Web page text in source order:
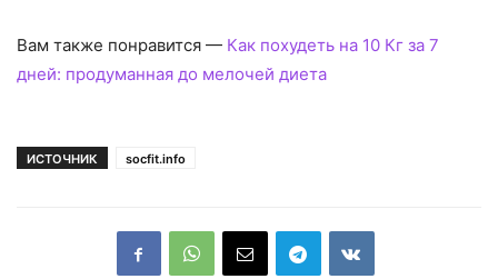
Вам также понравится — Как похудеть на 10 Кг за 7
дней: продуманная до мелочей диета
ИСТОЧНИК socfit.info